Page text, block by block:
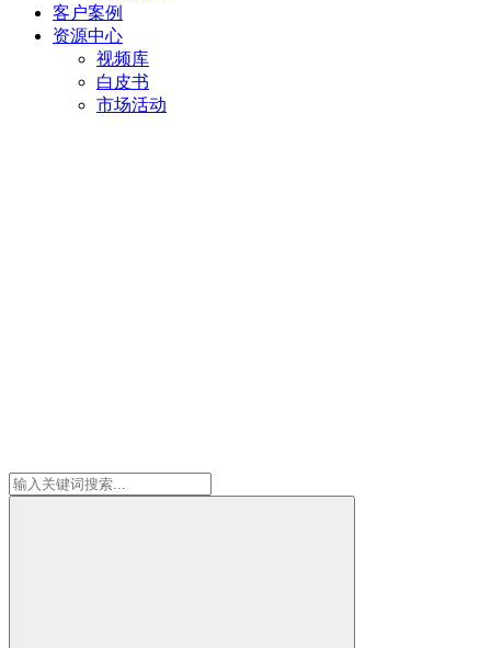
客户案例
资源中心
视频库
白皮书
市场活动